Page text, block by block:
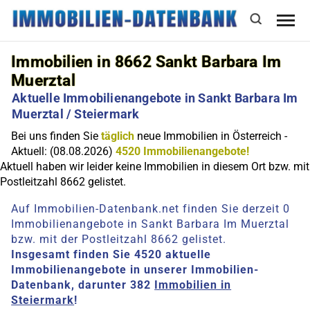
Immobilien in 8662 Sankt Barbara Im
Muerztal
Aktuelle Immobilienangebote in Sankt Barbara Im
Muerztal / Steiermark
Bei uns finden Sietäglich neue Immobilien in Österreich -
Aktuell: (08.08.2026)4520 Immobilienangebote!
Aktuell haben wir leider keine Immobilien in diesem Ort bzw. mit
Postleitzahl 8662 gelistet.
Auf Immobilien-Datenbank.net finden Sie derzeit 0
Immobilienangebote in Sankt Barbara Im Muerztal
bzw. mit der Postleitzahl 8662 gelistet.
Insgesamt finden Sie 4520 aktuelle
Immobilienangebote in unserer Immobilien-
Datenbank, darunter 382 Immobilien in
Steiermark!